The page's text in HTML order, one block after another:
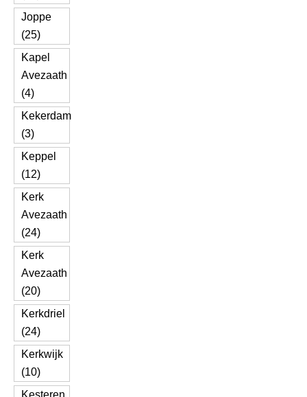
Joppe
(25)
Kapel
Avezaath
(4)
Kekerdam
(3)
Keppel
(12)
Kerk
Avezaath
(24)
Kerk
Avezaath
(20)
Kerkdriel
(24)
Kerkwijk
(10)
Kesteren